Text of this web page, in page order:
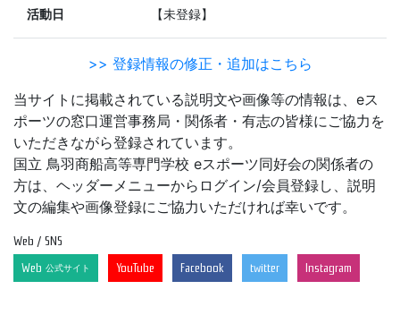
活動日 【未登録】
>> 登録情報の修正・追加はこちら
当サイトに掲載されている説明文や画像等の情報は、eス
ポーツの窓口運営事務局・関係者・有志の皆様にご協力を
いただきながら登録されています。
国立 鳥羽商船高等専門学校 eスポーツ同好会の関係者の
方は、ヘッダーメニューからログイン/会員登録し、説明
文の編集や画像登録にご協力いただければ幸いです。
Web / SNS
Web 公式サイト YouTube Facebook twitter Instagram